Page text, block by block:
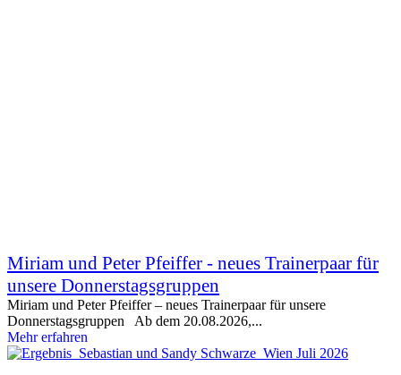
Miriam und Peter Pfeiffer - neues Trainerpaar für
unsere Donnerstagsgruppen
Miriam und Peter Pfeiffer – neues Trainerpaar für unsere
Donnerstagsgruppen Ab dem 20.08.2026,...
Mehr erfahren